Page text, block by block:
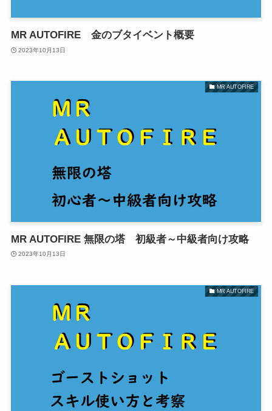
MR AUTOFIRE 金のブタイベント概要
2023年10月13日
MR AUTOFIRE
MR AUTOFIRE 無限の塔 初級者～中級者向け攻略
2023年10月13日
MR AUTOFIRE